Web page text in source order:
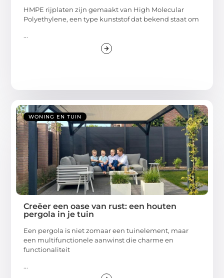
HMPE rijplaten zijn gemaakt van High Molecular
Polyethylene, een type kunststof dat bekend staat om
...
WONING EN TUIN
Creëer een oase van rust: een houten
pergola in je tuin
Een pergola is niet zomaar een tuinelement, maar
een multifunctionele aanwinst die charme en
functionaliteit
...